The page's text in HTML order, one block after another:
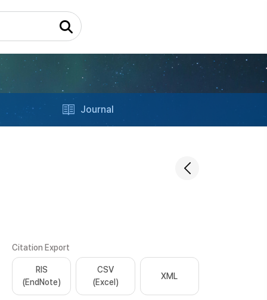
Journal
Citation Export
RIS
(EndNote)
CSV
(Excel)
XML